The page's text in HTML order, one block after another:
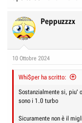
Peppuzzzx
10 Ottobre 2024
Whi$per ha scritto:
Sostanzialmente si, piu'
sono i 1.0 turbo
Sicuramente non è il